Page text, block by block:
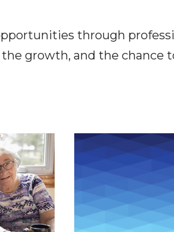
through
growth, and the chance